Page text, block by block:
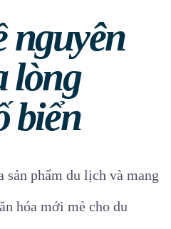
nguyên
lòng
biển
sản phẩm du lịch và mang
hóa mới mẻ cho du